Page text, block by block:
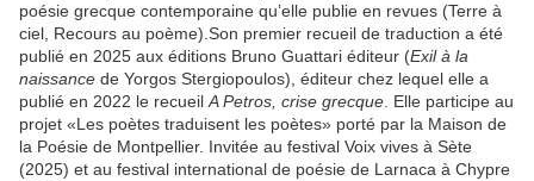
poésie grecque contemporaine qu’elle publie en revues (Terre à
ciel, Recours au poème).Son premier recueil de traduction a été
publié en 2025 aux éditions Bruno Guattari éditeur (Exil à la
naissance de Yorgos Stergiopoulos), éditeur chez lequel elle a
publié en 2022 le recueil A Petros, crise grecque . Elle participe au
projet «Les poètes traduisent les poètes» porté par la Maison de
la Poésie de Montpellier. Invitée au festival Voix vives à Sète
(2025) et au festival international de poésie de Larnaca à Chypre